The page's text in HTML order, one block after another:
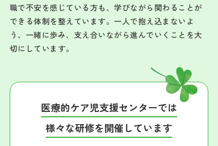
職で不安を感じている方も、学びながら関わることが
できる体制を整えています。一人で抱え込まないよ
う、一緒に歩み、支え合いながら進んでいくことを大
切にしています。
医療的ケア児支援センターでは
様々な研修を開催しています